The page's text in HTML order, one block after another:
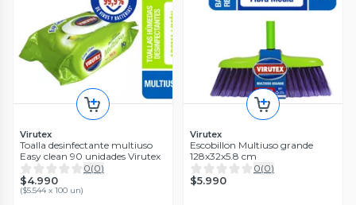
Virutex
Toalla desinfectante multiuso
Easy clean 90 unidades Virutex
0(0)
$4.990
($5.544 x 100 un)
Virutex
Escobillon Multiuso grande
128x32x5.8 cm
0(0)
$5.990